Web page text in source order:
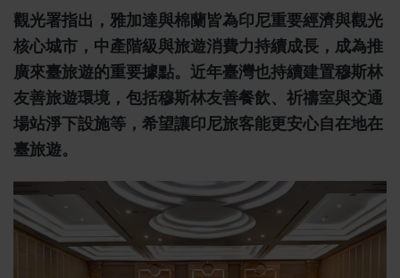
觀光署指出，雅加達與棉蘭皆為印尼重要經濟與觀光
核心城市，中產階級與旅遊消費力持續成長，成為推
廣來臺旅遊的重要據點。近年臺灣也持續建置穆斯林
友善旅遊環境，包括穆斯林友善餐飲、祈禱室與交通
場站淨下設施等，希望讓印尼旅客能更安心自在地在
臺旅遊。